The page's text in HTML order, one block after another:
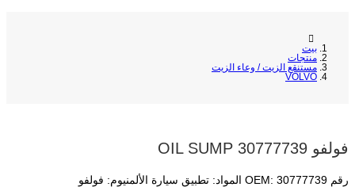
بيت
منتجات
مستنقع الزيت / وعاء الزيت
VOLVO
فولفو OIL SUMP 30777739
رقم OEM: 30777739 المواد: تطبيق سيارة الألمنيوم: فولفو